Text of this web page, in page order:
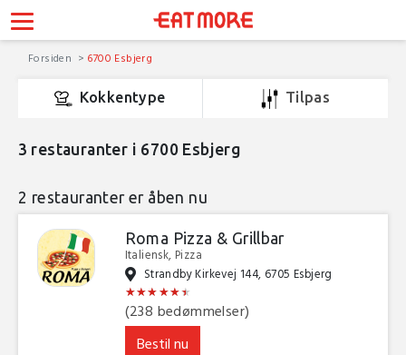
Forsiden 6700 Esbjerg
Kokkentype Tilpas
3 restauranter i 6700 Esbjerg
2 restauranter er åben nu
Roma Pizza & Grillbar
Italiensk, Pizza
Strandby Kirkevej 144, 6705 Esbjerg
★★★★★★
★★★★★★
(238 bedømmelser)
Bestil nu